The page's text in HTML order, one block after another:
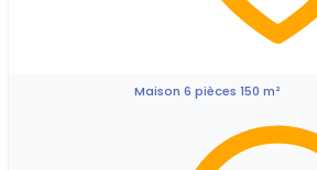
Maison 6 pièces 150 m²